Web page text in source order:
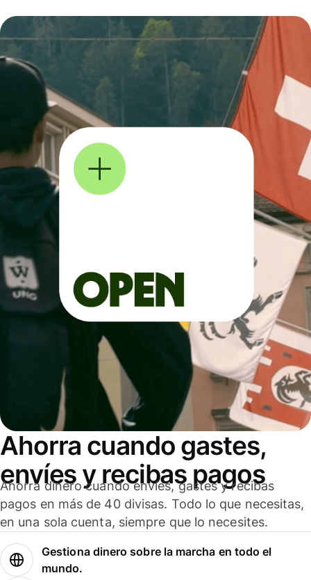
Ahorra cuando gastes,
envíes y recibas pagos
Ahorra dinero cuando envíes, gastes y recibas
pagos en más de 40 divisas. Todo lo que necesitas,
en una sola cuenta, siempre que lo necesites.
Gestiona dinero sobre la marcha en todo el
mundo.